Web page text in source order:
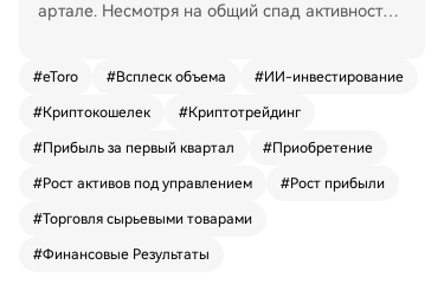
артале. Несмотря на общий спад активности н
и, достигнув 82 миллионов долларов. Ключев
ым драйвером роста стал взрывной интерес к
торговле товарными активами (коммодити), о
сравнению с прошлым годом, обеспечив окол
о 60% торговых комиссий за квартал. Показат
ели скорректированного EBITDA выросли на
#eToro #Всплеск объема #ИИ-инвестирование
#Криптокошелек #Криптотрейдинг
#Прибыль за первый квартал #Приобретение
#Рост активов под управлением #Рост прибыли
#Торговля сырьевыми товарами
#Финансовые Результаты